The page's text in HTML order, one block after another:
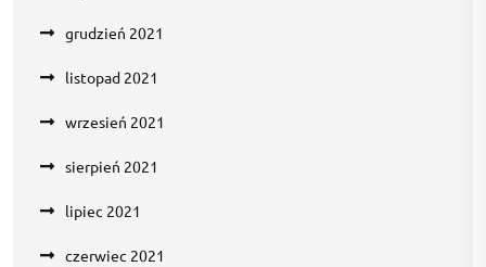
grudzień 2021
listopad 2021
wrzesień 2021
sierpień 2021
lipiec 2021
czerwiec 2021